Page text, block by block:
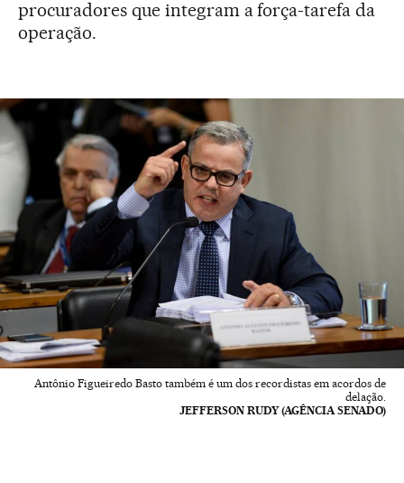
procuradores que integram a força-tarefa da
operação.
Antônio Figueiredo Basto também é um dos recordistas em acordos de
delação.
JEFFERSON RUDY (AGÊNCIA SENADO)